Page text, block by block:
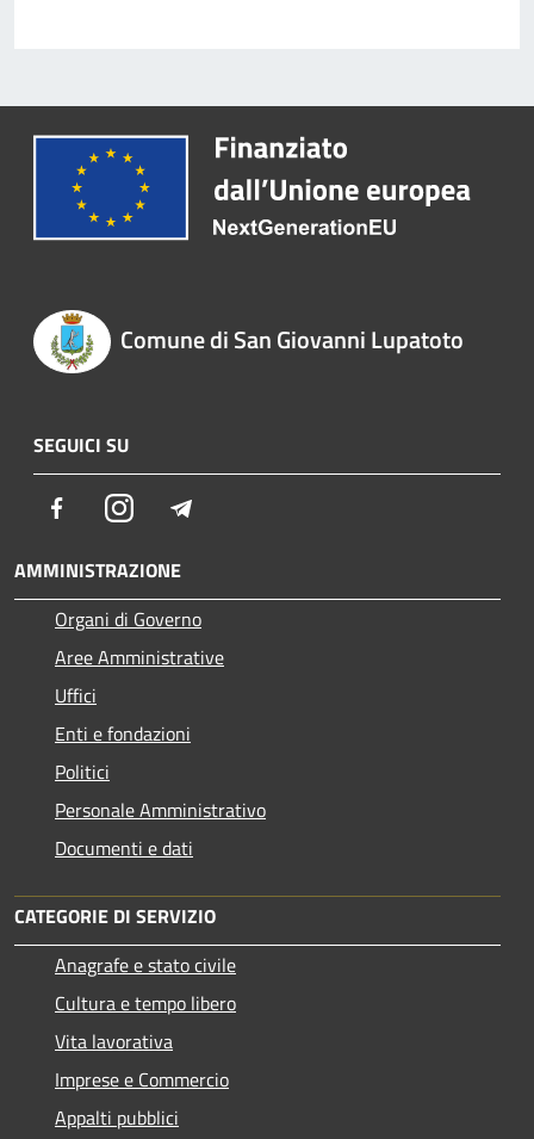
Comune di San Giovanni Lupatoto
SEGUICI SU
FacebookInstagram
AMMINISTRAZIONE
Organi di Governo
Aree Amministrative
Uffici
Enti e fondazioni
Politici
Personale Amministrativo
Documenti e dati
CATEGORIE DI SERVIZIO
Anagrafe e stato civile
Cultura e tempo libero
Vita lavorativa
Imprese e Commercio
Appalti pubblici